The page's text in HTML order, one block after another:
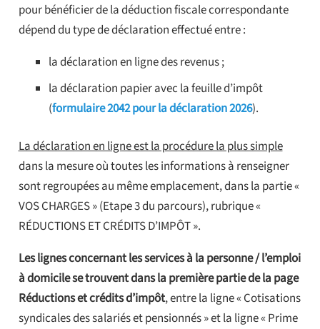
pour bénéficier de la déduction fiscale correspondante
dépend du type de déclaration effectué entre :
la déclaration en ligne des revenus ;
la déclaration papier avec la feuille d’impôt
(formulaire 2042 pour la déclaration 2026).
La déclaration en ligne est la procédure la plus simple
dans la mesure où toutes les informations à renseigner
sont regroupées au même emplacement, dans la partie «
VOS CHARGES » (Etape 3 du parcours), rubrique «
RÉDUCTIONS ET CRÉDITS D’IMPÔT ».
Les lignes concernant les services à la personne / l’emploi
à domicile se trouvent dans la première partie de la page
Réductions et crédits d’impôt, entre la ligne « Cotisations
syndicales des salariés et pensionnés » et la ligne « Prime